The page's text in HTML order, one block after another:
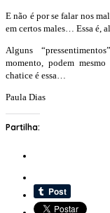
E não é por se falar nos
em certos males… Essa é,
Alguns
momento, podem
chatice é essa…
Paula Dias
Partilha: